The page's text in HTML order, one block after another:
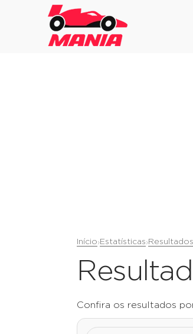
Início›Estatísticas›Resultados
Confira os resultados